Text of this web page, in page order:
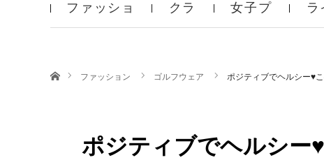
ファッショ クラ 女子プ ラ
ホームファッション ゴルフウェア ポジティブでヘルシー♥
ポジティブでヘルシー